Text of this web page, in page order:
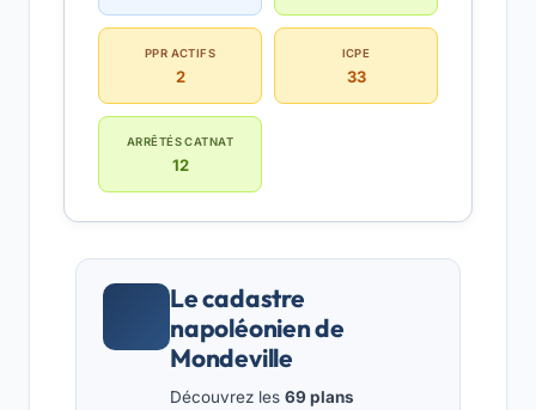
PPR ACTIFS
2
ICPE
33
ARRÊTÉS CATNAT
12
Le cadastre
napoléonien de
Mondeville
Découvrez les 69 plans